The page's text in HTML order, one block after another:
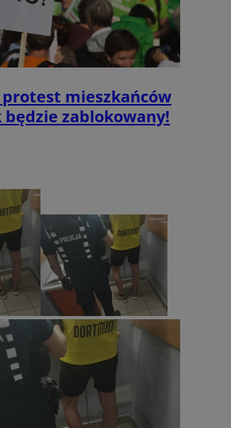
mieszkańców
będzie zablokowany!